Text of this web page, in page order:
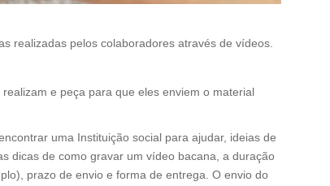
realizadas pelos colaboradores através de vídeos.
e peça para que eles enviem o material
uma Instituição social para ajudar, ideias de
dicas de como gravar um vídeo bacana, a duração
prazo de envio e forma de entrega. O envio do